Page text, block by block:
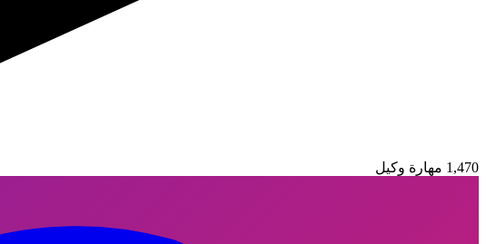
1,470 مهارة وكيل